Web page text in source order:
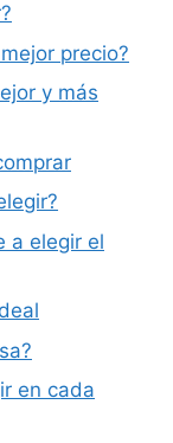
precio?
y más
a elegir el
en cada